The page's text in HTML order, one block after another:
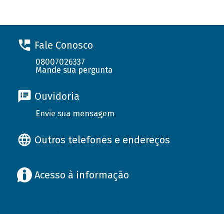
Fale Conosco
08007026337
Mande sua pergunta
Ouvidoria
Envie sua mensagem
Outros telefones e endereços
Acesso à informação